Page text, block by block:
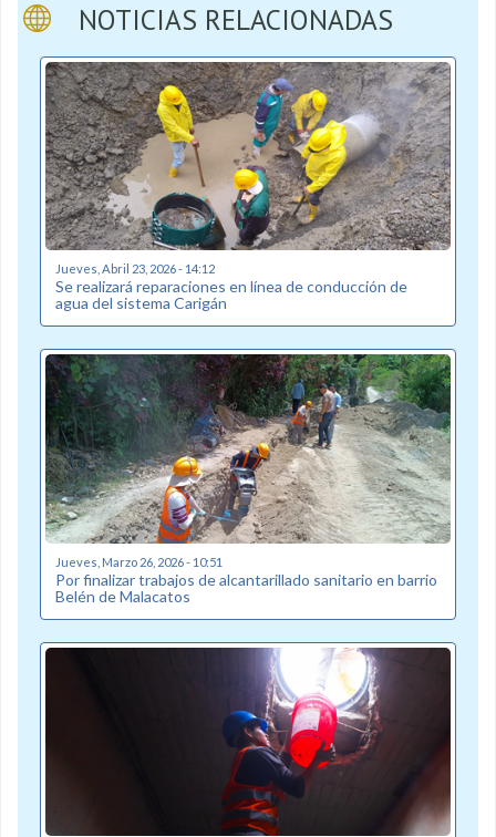
NOTICIAS RELACIONADAS
Jueves, Abril 23, 2026 - 14:12
Se realizará reparaciones en línea de conducción de
agua del sistema Carigán
Jueves, Marzo 26, 2026 - 10:51
Por finalizar trabajos de alcantarillado sanitario en barrio
Belén de Malacatos